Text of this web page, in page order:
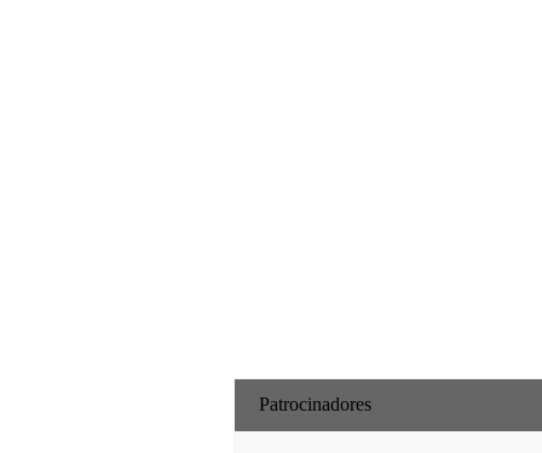
Patrocinadores